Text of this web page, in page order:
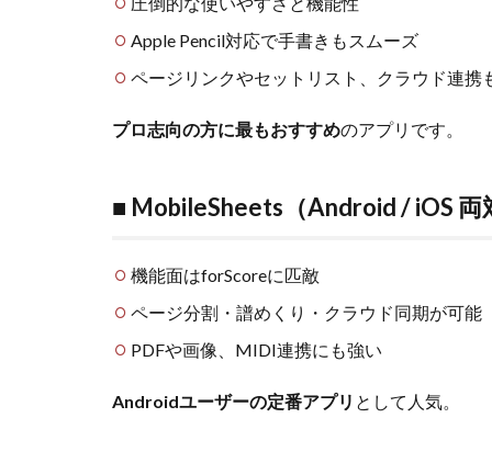
Apple Pencil対応で手書きもスムーズ
ページリンクやセットリスト、クラウド連携
プロ志向の方に最もおすすめのアプリです。
■ MobileSheets（Android / iOS 両
機能面はforScoreに匹敵
ページ分割・譜めくり・クラウド同期が可能
PDFや画像、MIDI連携にも強い
Androidユーザーの定番アプリ として人気。